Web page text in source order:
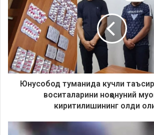
Юнусобод туманида кучли
воситаларини ноқонуний
киритилишининг олди